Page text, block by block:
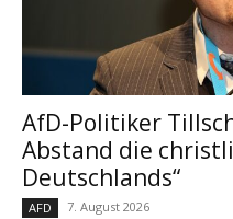
AfD-Politiker
Abstand die
Deutschlands“
AFD 7. August 2026